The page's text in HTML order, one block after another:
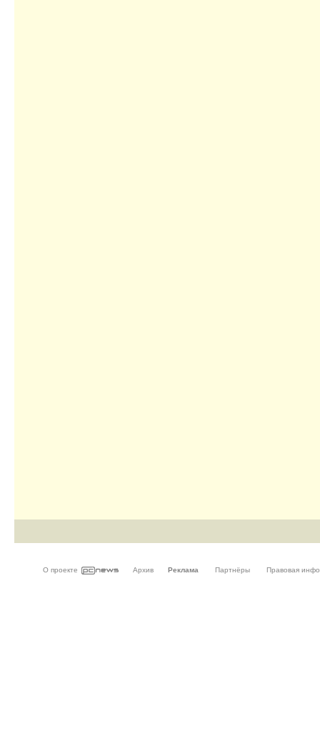
О проекте Архив Реклама Партнёры Правовая